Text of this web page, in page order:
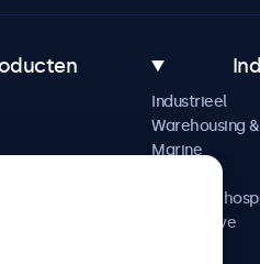
Industrieel
Warehousing
Marine
Horeca &
Automotive